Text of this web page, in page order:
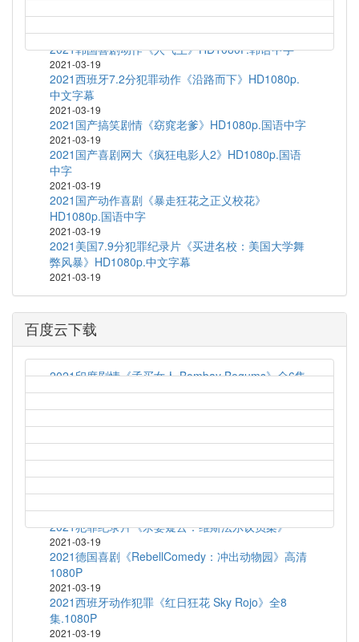
2021-03-19
2020韩国短片集《执念》HD1080P.韩语中字
2021-03-19
2021韩国喜剧动作《人气王》HD1080P.韩语中字
2021-03-19
2021西班牙7.2分犯罪动作《沿路而下》HD1080p.
中文字幕
2021-03-19
2021国产搞笑剧情《窈窕老爹》HD1080p.国语中字
2021-03-19
2021国产喜剧网大《疯狂电影人2》HD1080p.国语
中字
2021-03-19
2021国产动作喜剧《暴走狂花之正义校花》
HD1080p.国语中字
2021-03-19
2021美国7.9分犯罪纪录片《买进名校：美国大学舞
弊风暴》HD1080p.中文字幕
2021-03-19
百度云下载
2021印度剧情《孟买女人 Bombay Begums》全6集
2021-03-19
艾伦对决法罗 Allen v. Farrow (2021) S01E04
2020法国喜剧《乘风破浪的黑哥哥》HD1080P.官方
中字
2021-03-19
2021犯罪纪录片《杀妻疑云：维斯法尔议员案》
2021-03-19
2021德国喜剧《RebellComedy：冲出动物园》高清
1080P
2021-03-19
2021西班牙动作犯罪《红日狂花 Sky Rojo》全8
集.1080P
2021-03-19